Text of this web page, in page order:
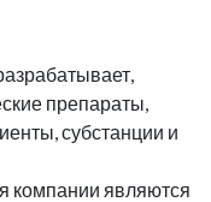
препараты,
субстанции и
компании являются